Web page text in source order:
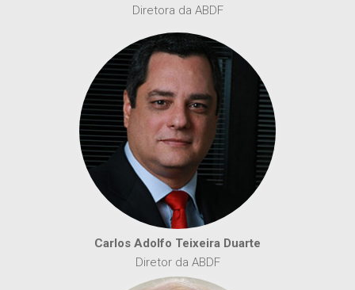
Diretora da ABDF
Carlos Adolfo Teixeira Duarte
Diretor da ABDF